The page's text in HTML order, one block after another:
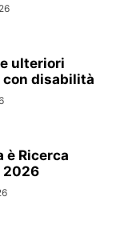
ulteriori
con disabilità
è Ricerca
2026